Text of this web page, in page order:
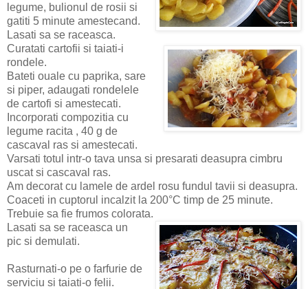
legume, bulionul de rosii si
gatiti 5 minute amestecand.
Lasati sa se raceasca.
Curatati cartofii si taiati-i
rondele.
Bateti ouale cu paprika, sare
si piper, adaugati rondelele
de cartofi si amestecati.
Incorporati compozitia cu
legume racita , 40 g de
cascaval ras si amestecati.
Varsati totul intr-o tava unsa si presarati deasupra cimbru
uscat si cascaval ras.
Am decorat cu lamele de ardel rosu fundul tavii si deasupra.
Coaceti in cuptorul incalzit la 200°C timp de 25 minute.
Trebuie sa fie frumos colorata.
Lasati sa se raceasca un
pic si demulati.
Rasturnati-o pe o farfurie de
serviciu si taiati-o felii.